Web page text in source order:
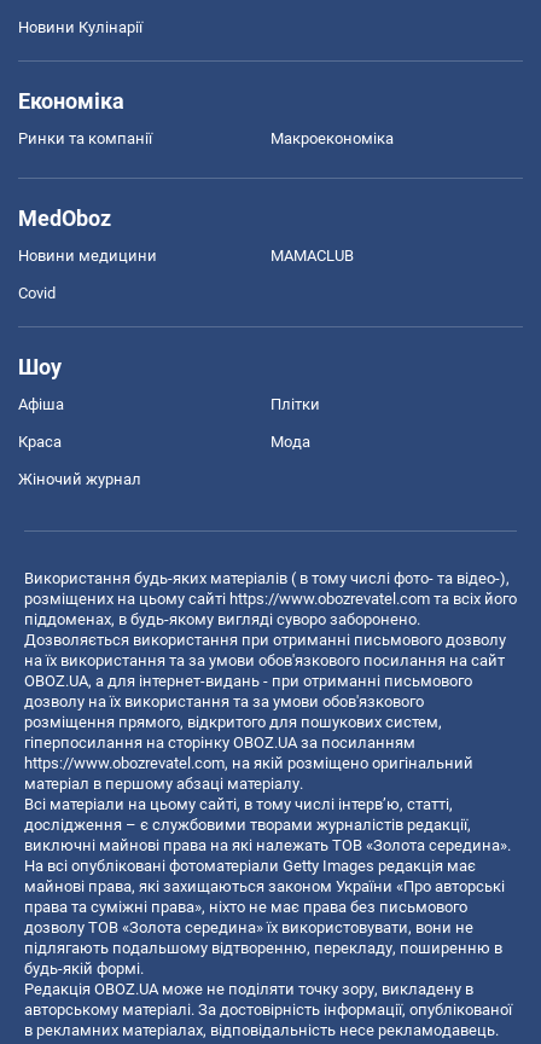
Новини Кулінарії
Економіка
Ринки та компанії Макроекономіка
MedOboz
Новини медицини MAMACLUB
Covid
Шоу
Афіша Плітки
Краса Мода
Жіночий журнал
Використання будь-яких матеріалів ( в тому числі фото- та відео-),
розміщених на цьому сайті https://www.obozrevatel.com та всіх його
піддоменах, в будь-якому вигляді суворо заборонено.
Дозволяється використання при отриманні письмового дозволу
на їх використання та за умови обов'язкового посилання на сайт
OBOZ.UA, а для інтернет-видань - при отриманні письмового
дозволу на їх використання та за умови обов'язкового
розміщення прямого, відкритого для пошукових систем,
гіперпосилання на сторінку OBOZ.UA за посиланням
https://www.obozrevatel.com, на якій розміщено оригінальний
матеріал в першому абзаці матеріалу.
Всі матеріали на цьому сайті, в тому числі інтерв’ю, статті,
дослідження – є службовими творами журналістів редакції,
виключні майнові права на які належать ТОВ «Золота середина».
На всі опубліковані фотоматеріали Getty Images редакція має
майнові права, які захищаються законом України «Про авторські
права та суміжні права», ніхто не має права без письмового
дозволу ТОВ «Золота середина» їх використовувати, вони не
підлягають подальшому відтворенню, перекладу, поширенню в
будь-якій формі.
Редакція OBOZ.UA може не поділяти точку зору, викладену в
авторському матеріалі. За достовірність інформації, опублікованої
в рекламних матеріалах, відповідальність несе рекламодавець.